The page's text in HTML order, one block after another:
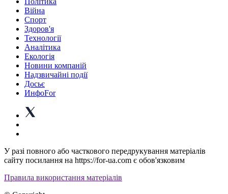
Війна
Спорт
Здоров'я
Технології
Аналітика
Екологія
Новини компаній
Надзвичайні події
Досьє
ИнфоFor
У разі повного або часткового передрукування матеріалів
сайту посилання на https://for-ua.com є обов'язковим
Правила використання матеріалів